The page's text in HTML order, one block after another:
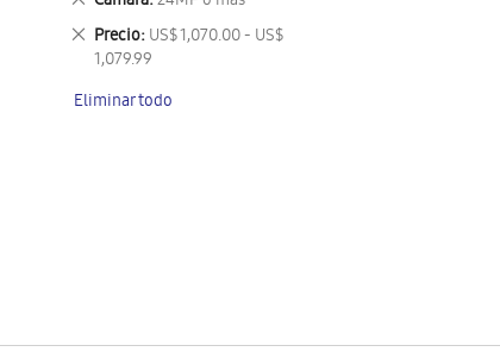
artículo
este
artículo
Precio US$ 1,070.00 - US$
1,079.99
Eliminar
este
Eliminar todo